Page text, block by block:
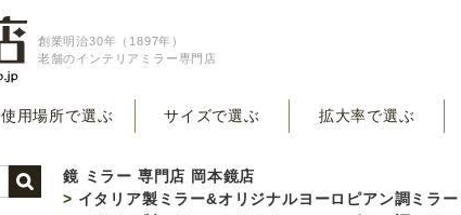
創業明治30年（1897年）
老舗のインテリアミラー専門店
使用場所で選ぶ サイズで選ぶ 拡大率で選ぶ
鏡 ミラー 専門店 岡本鏡店
> イタリア製ミラー&オリジナルヨーロピアン調ミラー